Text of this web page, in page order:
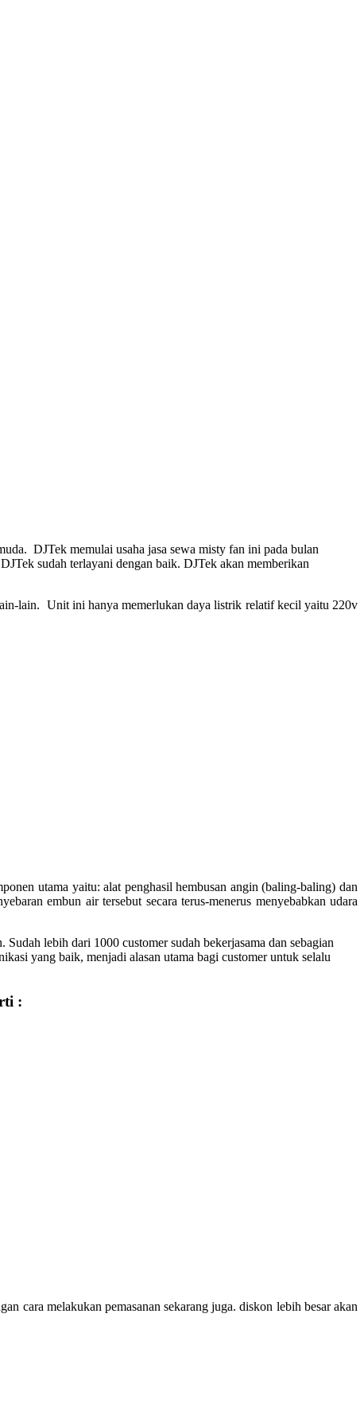
DJTek memulai usaha jasa sewa misty fan ini pada bulan
sudah terlayani dengan baik. DJTek akan memberikan
lain. Unit ini hanya memerlukan daya listrik relatif kecil yaitu 220v
utama yaitu: alat penghasil hembusan angin (baling-baling) dan
embun air tersebut secara terus-menerus menyebabkan udara
lebih dari 1000 customer sudah bekerjasama dan sebagian
yang baik, menjadi alasan utama bagi customer untuk selalu
:
cara melakukan pemasanan sekarang juga. diskon lebih besar akan